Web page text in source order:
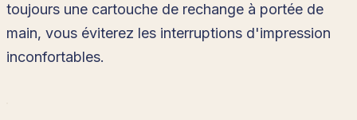
toujours une cartouche de rechange à portée de
main, vous éviterez les interruptions d'impression
inconfortables.